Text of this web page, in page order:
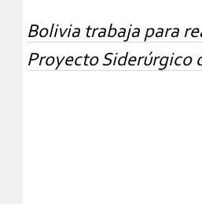
Bolivia trabaja para
Proyecto Siderúrgico